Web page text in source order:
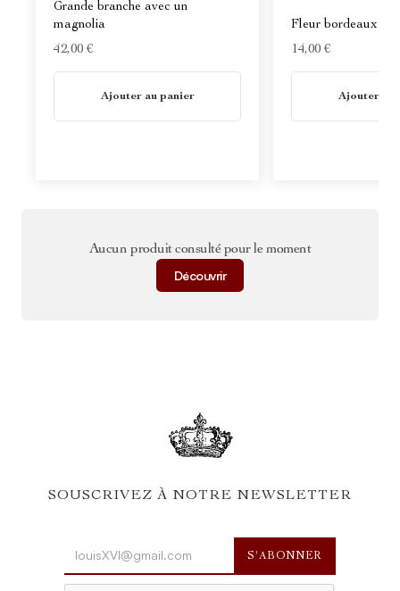
Grande branche avec un
magnolia
42,00 €
Ajouter au panier
Fleur bordeaux
14,00 €
Ajouter au
Aucun produit consulté pour le moment
Découvrir
SOUSCRIVEZ À NOTRE NEWSLETTER